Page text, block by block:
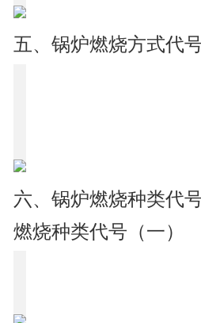
五、锅炉燃烧方式代
六、锅炉燃烧种类代
燃烧种类代号（一）